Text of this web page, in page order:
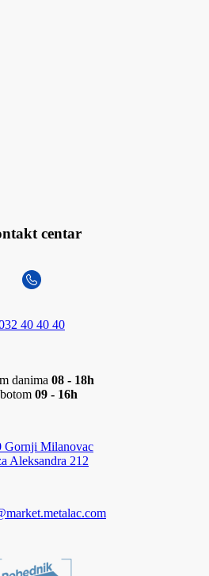
centar
40 40 40
danima 08 - 18h
09 - 16h
Gornji Milanovac
Aleksandra 212